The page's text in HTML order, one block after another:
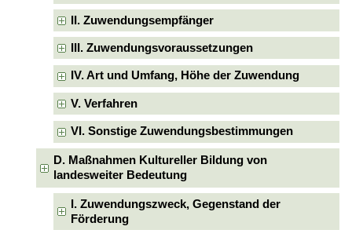
II. Zuwendungsempfänger
III. Zuwendungsvoraussetzungen
IV. Art und Umfang, Höhe der Zuwendung
V. Verfahren
VI. Sonstige Zuwendungsbestimmungen
D. Maßnahmen Kultureller Bildung von
landesweiter Bedeutung
I. Zuwendungszweck, Gegenstand der
Förderung